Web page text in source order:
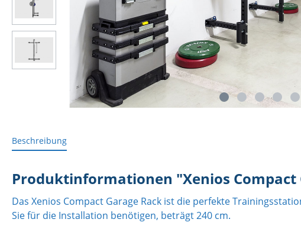
Beschreibung
Produktinformationen "Xenios Compact
Das Xenios Compact Garage Rack ist die perfekte
Sie für die Installation benötigen, beträgt 240 cm.